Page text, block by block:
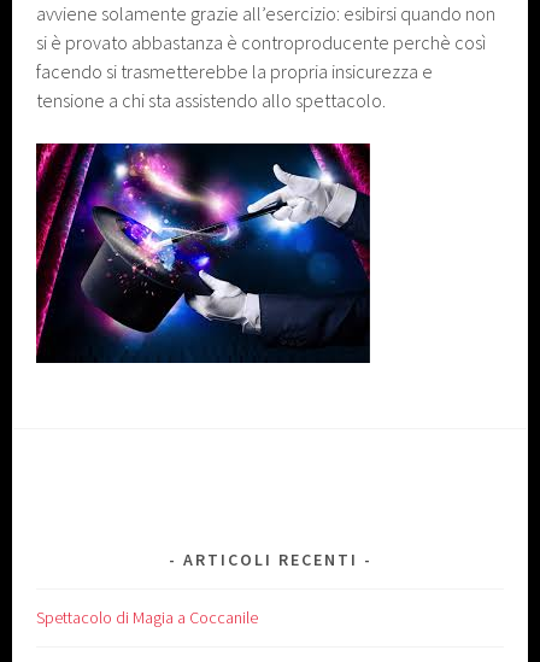
avviene solamente grazie all’esercizio: esibirsi quando non
si è provato abbastanza è controproducente perchè così
facendo si trasmetterebbe la propria insicurezza e
tensione a chi sta assistendo allo spettacolo.
ARTICOLI RECENTI
Spettacolo di Magia a Coccanile